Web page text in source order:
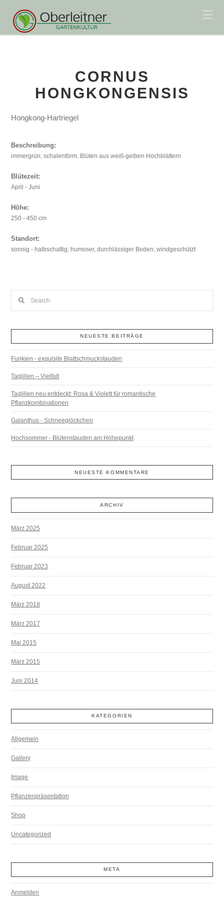
CORNUS
HONGKONGENSIS
Hongkong-Hartriegel
Beschreibung:
immergrün; schalenförm. Blüten aus weiß-gelben Hochblättern
Blütezeit:
April - Juni
Höhe:
250 - 450 cm
Standort:
sonnig - halbschattig; humoser, durchlässiger Boden; windgeschützt
NEUESTE BEITRÄGE
Funkien - exquisite Blattschmuckstauden
Taglilien – Vielfalt
Taglilien neu entdeckt: Rosa & Violett für romantische
Pflanzkombinationen
Galanthus - Schneeglöckchen
Hochsommer - Blütenstauden am Höhepunkt
NEUESTE KOMMENTARE
ARCHIV
März 2025
Februar 2025
Februar 2023
August 2022
März 2018
März 2017
Mai 2015
März 2015
Juni 2014
KATEGORIEN
Allgemein
Gallery
Image
Pflanzenpräsentation
Shop
Uncategorized
META
Anmelden